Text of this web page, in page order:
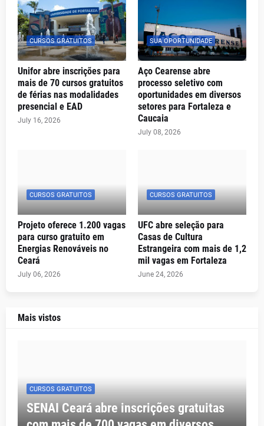
CURSOS GRATUITOS
Unifor abre inscrições para
mais de 70 cursos gratuitos
de férias nas modalidades
presencial e EAD
July 16, 2026
SUA OPORTUNIDADE
Aço Cearense abre
processo seletivo com
oportunidades em diversos
setores para Fortaleza e
Caucaia
July 08, 2026
CURSOS GRATUITOS
Projeto oferece 1.200 vagas
para curso gratuito em
Energias Renováveis no
Ceará
July 06, 2026
CURSOS GRATUITOS
UFC abre seleção para
Casas de Cultura
Estrangeira com mais de 1,2
mil vagas em Fortaleza
June 24, 2026
Mais vistos
CURSOS GRATUITOS
SENAI Ceará abre inscrições gratuitas